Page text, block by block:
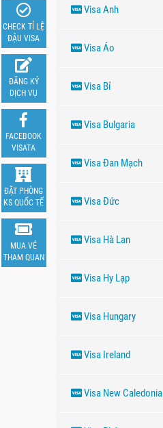
Visa Anh
Visa Áo
Visa Bỉ
Visa Bulgaria
Visa Đan Mạch
Visa Đức
Visa Hà Lan
Visa Hy Lạp
Visa Hungary
Visa Ireland
Visa New Caledonia
CHECK TỈ LỆ
ĐẬU VISA
ĐĂNG KÝ
DỊCH VỤ
FACEBOOK
VISATA
ĐẶT PHÒNG
KS QUỐC TẾ
MUA VÉ
THAM QUAN